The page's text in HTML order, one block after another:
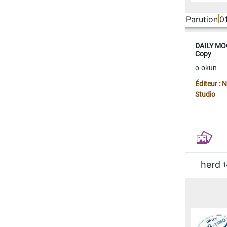
Parution
DAILY
Copy
o-okun
Éditeur :
Studio
herd